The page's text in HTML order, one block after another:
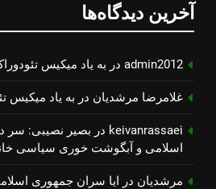
آخرین دیدگاه‌ها
admin2012 در به یاد میكیس
غلامرضا مرشدیان در به یاد میكیس
keivanrassaei در بصیر نصیبی: سر
اسلامی و آبگوشت خوری سیاسی
مرشدیان در ایا سران جمهوری